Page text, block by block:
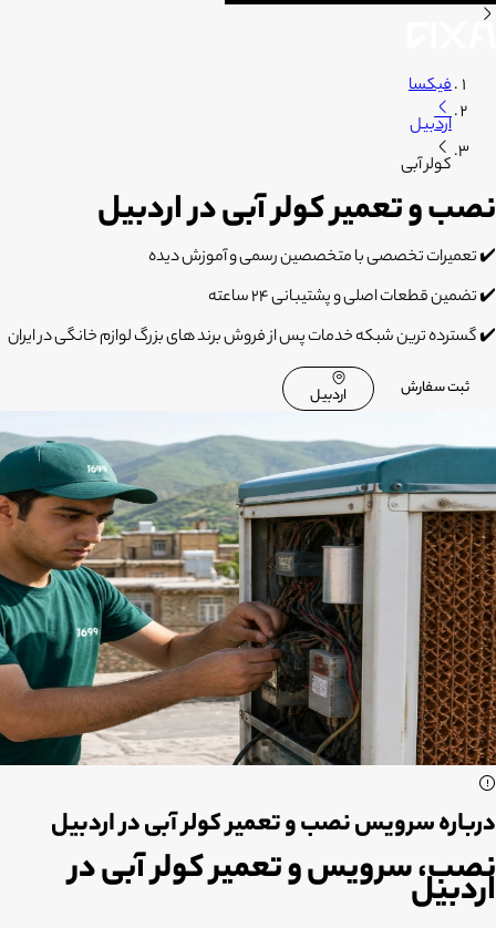
فیکسا
اردبیل
کولر آبی
نصب و تعمیر کولر آبی در اردبیل
✔️ تعمیرات تخصصی با متخصصین رسمی و آموزش دیده
✔️ تضمین قطعات اصلی و پشتیبانی 24 ساعته
✔️ گسترده ترین شبکه خدمات پس از فروش برند های بزرگ لوازم خانگی در ایران
ثبت سفارش اردبیل
درباره سرویس نصب و تعمیر کولر آبی در اردبیل
نصب، سرویس و تعمیر کولر آبی در
اردبیل